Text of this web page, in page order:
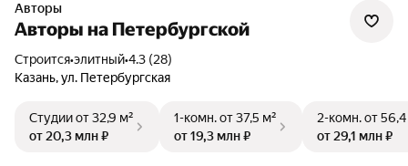
Авторы
Авторы на Петербургской
Строится•элитный•4.3 (28)
Казань, ул. Петербургская
Студииот 32,9 м²
от 20,3 млн ₽
1-комн.от 37,5 м²
от 19,3 млн ₽
2-комн.от
от 29,1 млн ₽